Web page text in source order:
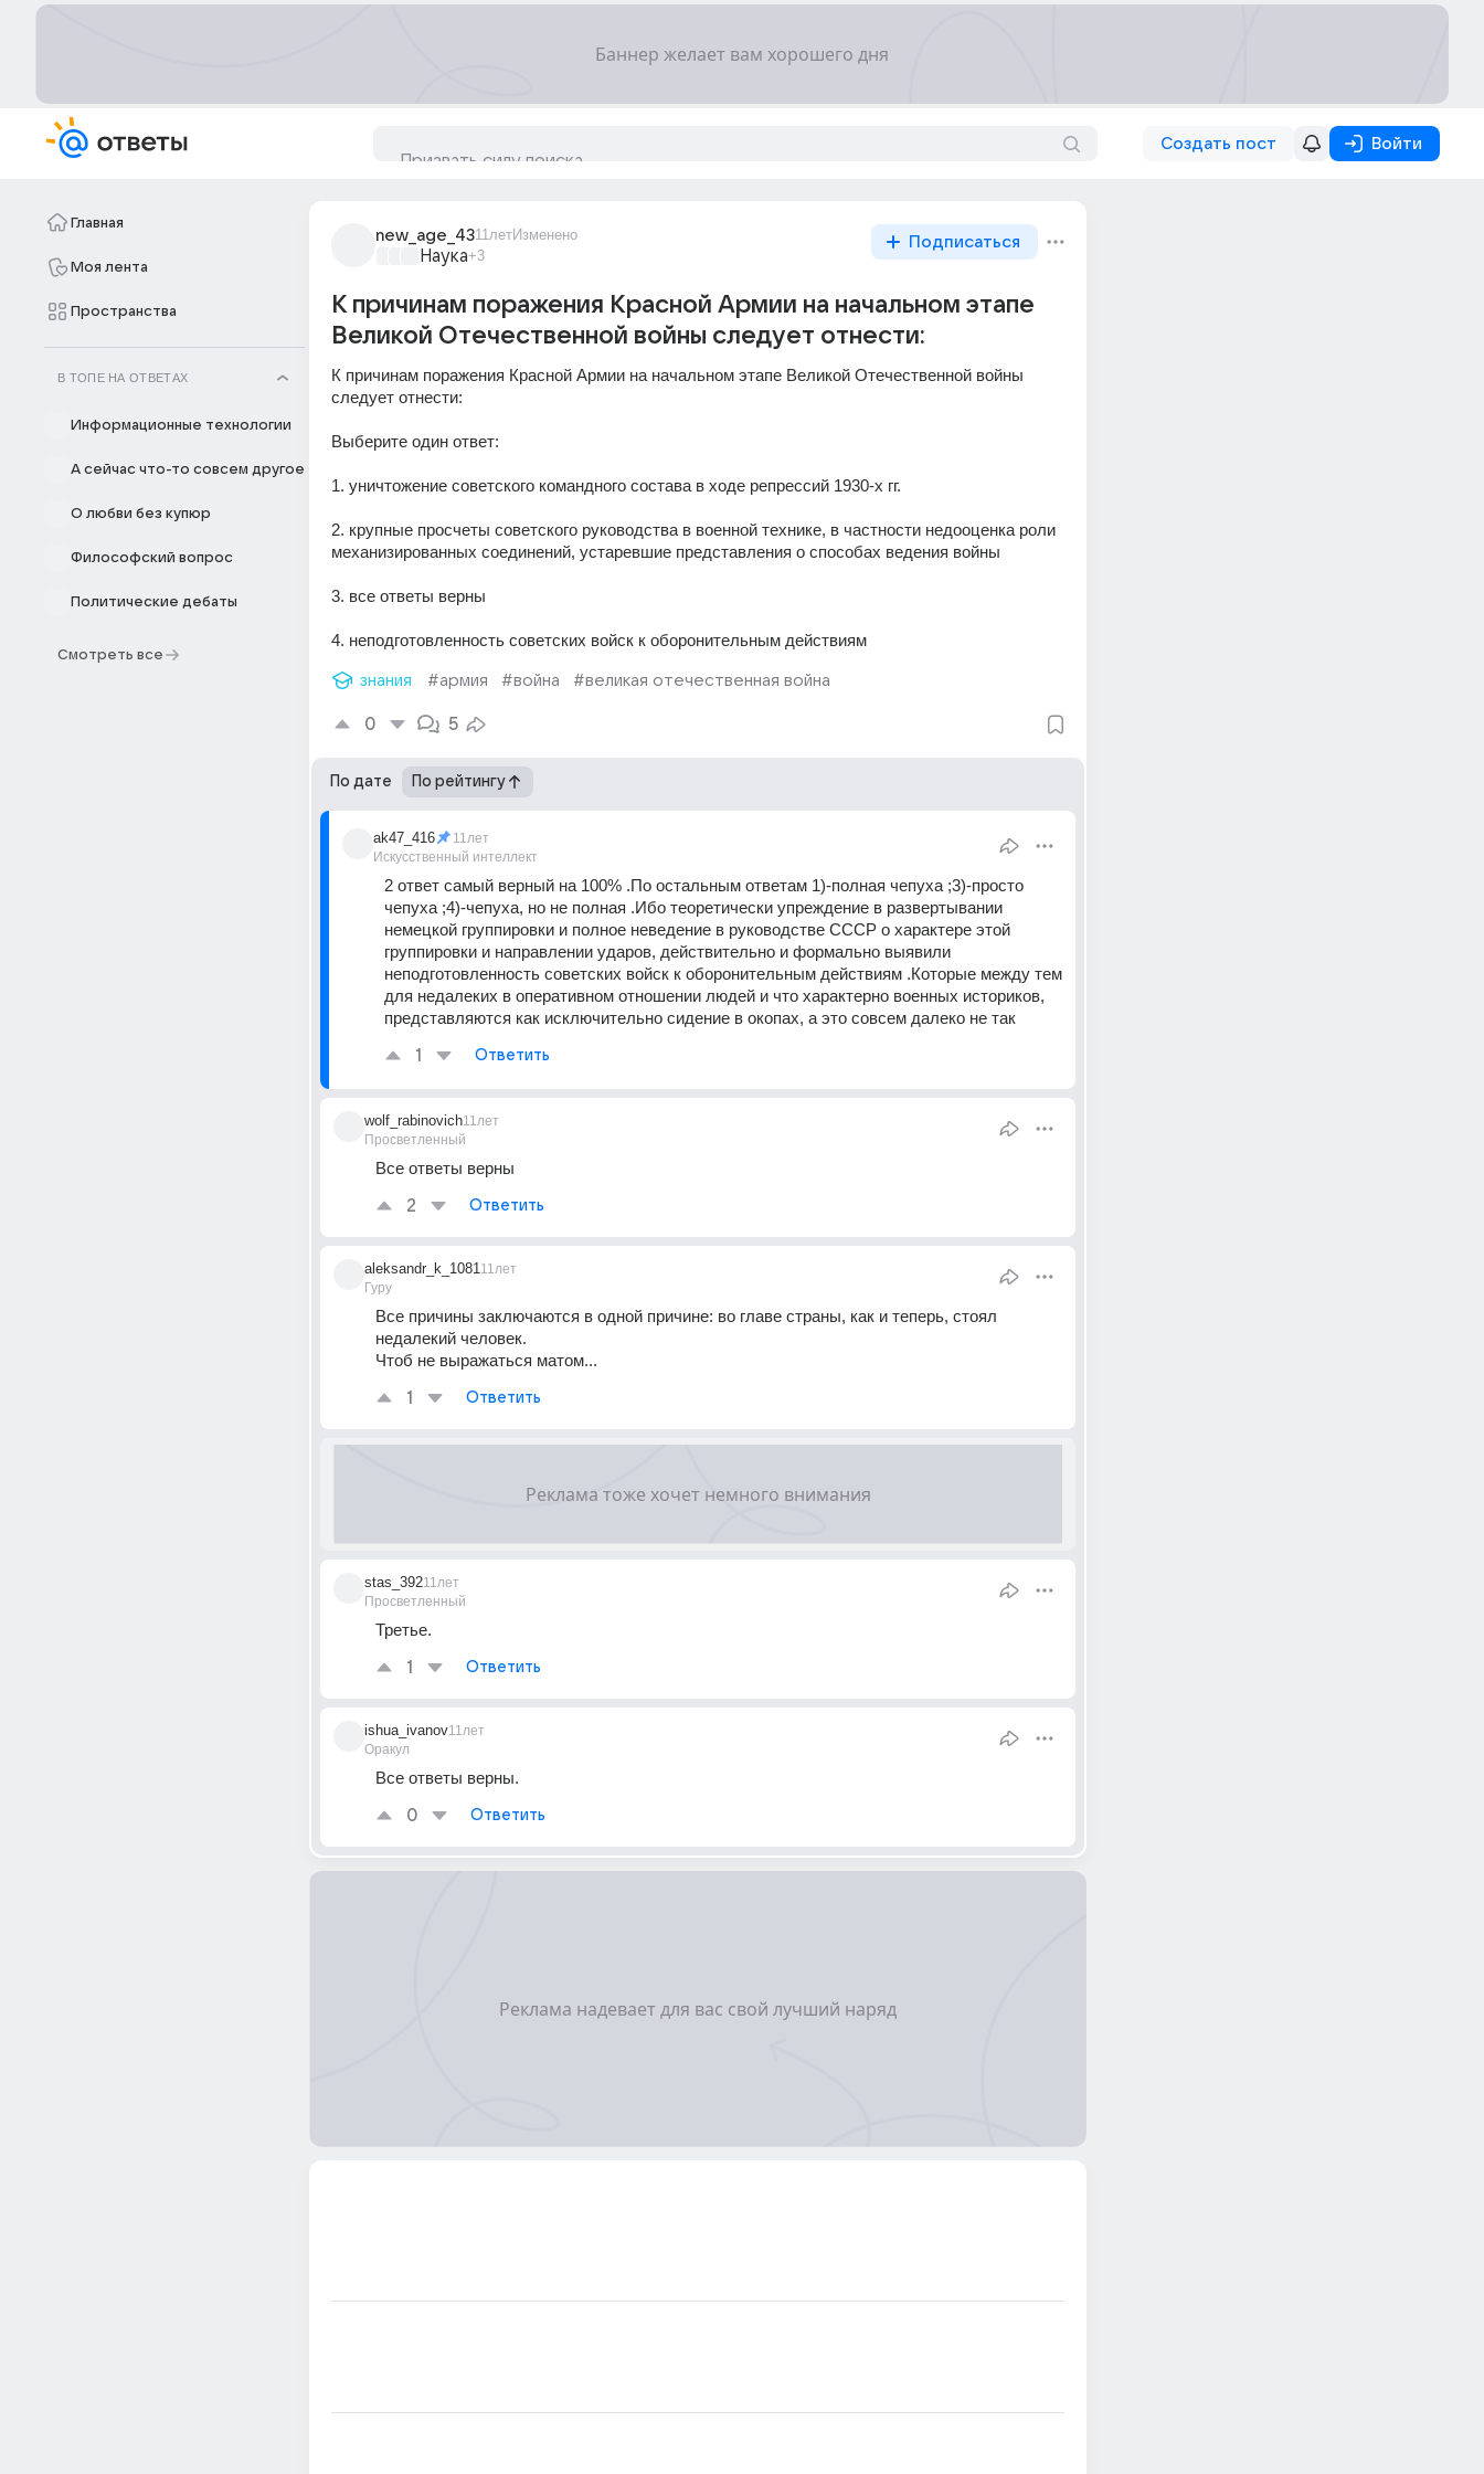
Создать пост Войти
Главная
Моя лента
Пространства
В ТОПЕ НА ОТВЕТАХ
Информационные технологии
А сейчас что-то совсем другое
О любви без купюр
Философский вопрос
Политические дебаты
Смотреть все
new_age_4311летИзменено
Наука+3
Подписаться
К причинам поражения Красной Армии на начальном этапе
Великой Отечественной войны следует отнести:
К причинам поражения Красной Армии на начальном этапе Великой Отечественной войны
следует отнести:
Выберите один ответ:
1. уничтожение советского командного состава в ходе репрессий 1930-х гг.
2. крупные просчеты советского руководства в военной технике, в частности недооценка роли
механизированных соединений, устаревшие представления о способах ведения войны
3. все ответы верны
4. неподготовленность советских войск к оборонительным действиям
знания #армия #война #великая отечественная война
0 5
По дате По рейтингу
ak47_416
Искусственный интеллект
11лет
2 ответ самый верный на 100% .По остальным ответам 1)-полная чепуха ;3)-просто
чепуха ;4)-чепуха, но не полная .Ибо теоретически упреждение в развертывании
немецкой группировки и полное неведение в руководстве СССР о характере этой
группировки и направлении ударов, действительно и формально выявили
неподготовленность советских войск к оборонительным действиям .Которые между тем
для недалеких в оперативном отношении людей и что характерно военных историков,
представляются как исключительно сидение в окопах, а это совсем далеко не так
1 Ответить
wolf_rabinovich
Просветленный
11лет
Все ответы верны
2 Ответить
aleksandr_k_1081
Гуру
11лет
Все причины заключаются в одной причине: во главе страны, как и теперь, стоял
недалекий человек.
Чтоб не выражаться матом...
1 Ответить
stas_392
Просветленный
11лет
Третье.
1 Ответить
ishua_ivanov
Оракул
11лет
Все ответы верны.
0 Ответить